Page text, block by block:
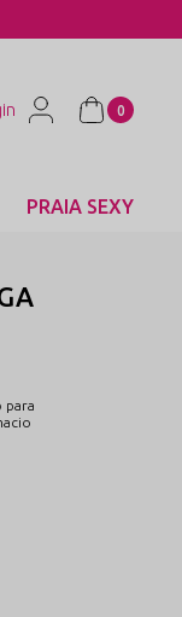
0
PRAIA SEXY
para